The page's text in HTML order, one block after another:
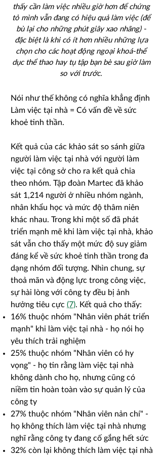
thấy cần làm việc nhiều giờ hơn để chứng
tỏ mình vẫn đang có hiệu quả làm việc (để
bù lại cho những phút giây xao nhãng) -
đặc biệt là khi có ít hơn nhiều những lựa
chọn cho các hoạt động ngoại khoá-thể
dục thể thao hay tụ tập bạn bè sau giờ làm
so với trước.
Nói như thế không có nghĩa khẳng định
Làm việc tại nhà = Có vấn đề về sức
khoẻ tinh thần.
Kết quả của các khảo sát so sánh giữa
người làm việc tại nhà với người làm
việc tại công sở cho ra kết quả chia
theo nhóm. Tập đoàn Martec đã khảo
sát 1,214 người ở nhiều nhóm ngành,
nhân khẩu học và mức độ thâm niên
khác nhau. Trong khi một số đã phát
triển mạnh mẽ khi làm việc tại nhà, khảo
sát vẫn cho thấy một mức độ suy giảm
đáng kể về sức khoẻ tinh thần trong đa
dạng nhóm đối tượng. Nhìn chung, sự
thoả mãn và động lực trong công việc,
sự hài lòng với công ty đều bị ảnh
hưởng tiêu cực (7). Kết quả cho thấy:
16% thuộc nhóm "Nhân viên phát triển
mạnh" khi làm việc tại nhà - họ nói họ
yêu thích trải nghiệm
25% thuộc nhóm "Nhân viên có hy
vọng" - họ tin rằng làm việc tại nhà
không dành cho họ, nhưng cũng có
niềm tin hoàn toàn vào sự quản lý của
công ty
27% thuộc nhóm "Nhân viên nản chí" -
họ không thích làm việc tại nhà nhưng
nghĩ rằng công ty đang cố gắng hết sức
32% còn lại không thích làm việc tại nhà